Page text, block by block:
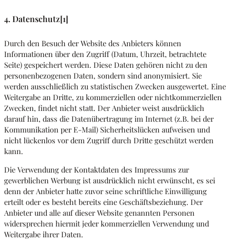
4. Datenschutz[1]
Durch den Besuch der Website des Anbieters können
Informationen über den Zugriff (Datum, Uhrzeit, betrachtete
Seite) gespeichert werden. Diese Daten gehören nicht zu den
personenbezogenen Daten, sondern sind anonymisiert. Sie
werden ausschließlich zu statistischen Zwecken ausgewertet. Eine
Weitergabe an Dritte, zu kommerziellen oder nichtkommerziellen
Zwecken, findet nicht statt. Der Anbieter weist ausdrücklich
darauf hin, dass die Datenübertragung im Internet (z.B. bei der
Kommunikation per E-Mail) Sicherheitslücken aufweisen und
nicht lückenlos vor dem Zugriff durch Dritte geschützt werden
kann.
Die Verwendung der Kontaktdaten des Impressums zur
gewerblichen Werbung ist ausdrücklich nicht erwünscht, es sei
denn der Anbieter hatte zuvor seine schriftliche Einwilligung
erteilt oder es besteht bereits eine Geschäftsbeziehung. Der
Anbieter und alle auf dieser Website genannten Personen
widersprechen hiermit jeder kommerziellen Verwendung und
Weitergabe ihrer Daten.